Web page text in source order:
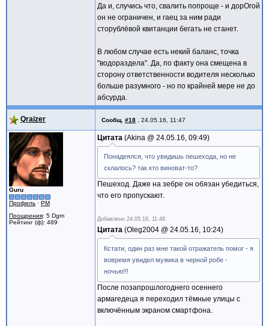
Да и, случись что, свалить попроще - и дорОгой
он не ограничен, и гаец за ним ради
сторублёвой квитанции бегать не станет.
В любом случае есть некий баланс, точка
"водораздела". Да, по факту она смещена в
сторону ответственности водителя несколько
больше разумного - но по крайней мере не до
абсурда.
Qraizer Сообщ. #18 24.05.16, 11:47
Guru
Профиль · PM
Поощрения: 5 Dgm
Рейтинг (ф): 489
Цитата Akina @ 24.05.16, 09:49
Понадеялся, что увидишь пешехода, но не
склалось? так кто виноват-то?
Пешеход. Даже на зебре он обязан убедиться,
что его пропускают.
Добавлено 24.05.16, 11:48
Цитата Oleg2004 @ 24.05.16, 10:24
Кстати, один раз мне такой отражатель помог - я
вовремя увидел мужика в черной робе -
ночью!!!
После позапрошлогоднего осеннего
армагедеца я переходил тёмные улицы с
включённым экраном смартфона.